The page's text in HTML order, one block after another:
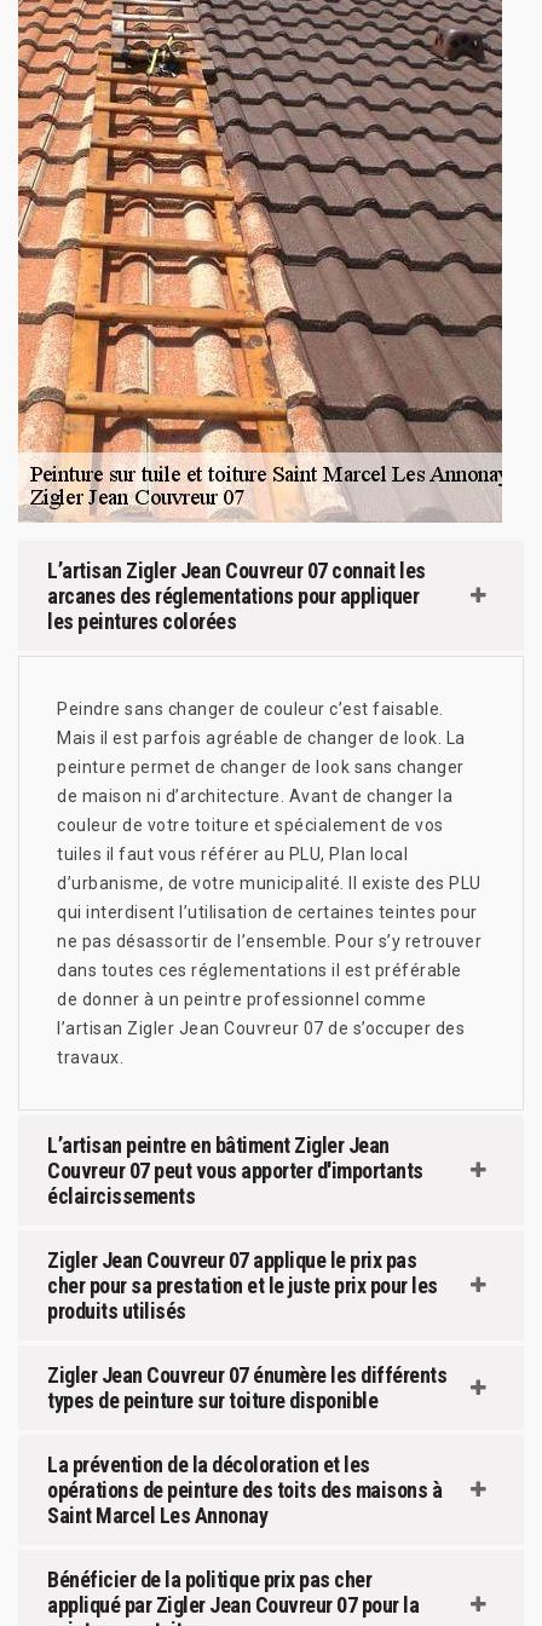
L’artisan Zigler Jean Couvreur 07 connait les
arcanes des réglementations pour appliquer
les peintures colorées
Peindre sans changer de couleur c’est faisable.
Mais il est parfois agréable de changer de look. La
peinture permet de changer de look sans changer
de maison ni d’architecture. Avant de changer la
couleur de votre toiture et spécialement de vos
tuiles il faut vous référer au PLU, Plan local
d’urbanisme, de votre municipalité. Il existe des PLU
qui interdisent l’utilisation de certaines teintes pour
ne pas désassortir de l’ensemble. Pour s’y retrouver
dans toutes ces réglementations il est préférable
de donner à un peintre professionnel comme
l’artisan Zigler Jean Couvreur 07 de s’occuper des
travaux.
L’artisan peintre en bâtiment Zigler Jean
Couvreur 07 peut vous apporter d'importants
éclaircissements
Zigler Jean Couvreur 07 applique le prix pas
cher pour sa prestation et le juste prix pour les
produits utilisés
Zigler Jean Couvreur 07 énumère les différents
types de peinture sur toiture disponible
La prévention de la décoloration et les
opérations de peinture des toits des maisons à
Saint Marcel Les Annonay
Bénéficier de la politique prix pas cher
appliqué par Zigler Jean Couvreur 07 pour la